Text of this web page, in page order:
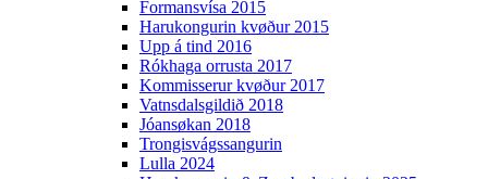
Formansvísa 2015
Harukongurin kvøður 2015
Upp á tind 2016
Rókhaga orrusta 2017
Kommisserur kvøður 2017
Vatnsdalsgildið 2018
Jóansøkan 2018
Trongisvágssangurin
Lulla 2024